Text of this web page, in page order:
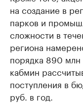
на создание в
парков и
сложности в
региона
порядка 890 млн
кабмин
поступления в
руб. в год.